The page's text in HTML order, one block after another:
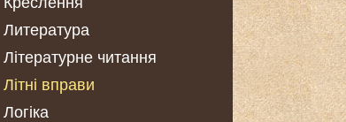
Литература
Літературне читання
Літні вправи
Логіка